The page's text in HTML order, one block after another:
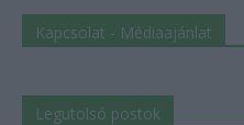
Kapcsolat - Médiaajánlat
Legutolsó postok